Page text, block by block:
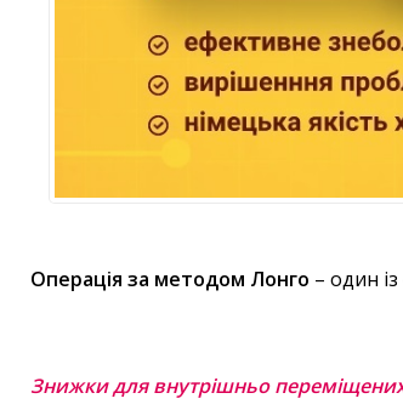
Операція за методом Лонго – один
Знижки для внутрішньо